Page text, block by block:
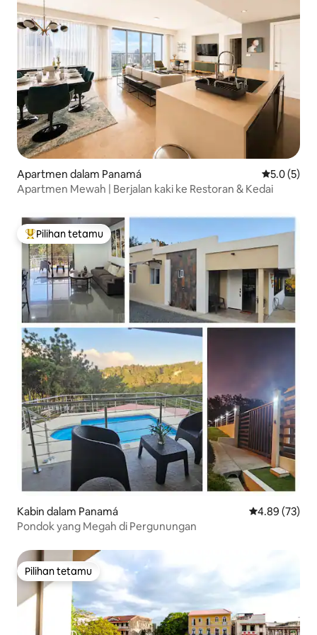
Apartmen dalam Panamá Penarafan
5.0 (5)
Apartmen Mewah | Berjalan kaki ke Restoran & Kedai
Pilihan utama tetamu
Pilihan tetamu
Kabin dalam Panamá Penarafan
4.89 (73)
Pondok yang Megah di Pergunungan
Pilihan tetamu
Pilihan tetamu